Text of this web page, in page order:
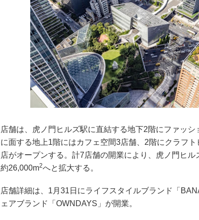
店舗は、虎ノ門ヒルズ駅に直結する地下2階にファッシ
に面する地上1階にはカフェ空間3店舗、2階にクラフ
店がオープンする。計7店舗の開業により、虎ノ門ヒル
約26,000m2へと拡大する。
店舗詳細は、1月31日にライフスタイルブランド「
ェアブランド「OWNDAYS」が開業。